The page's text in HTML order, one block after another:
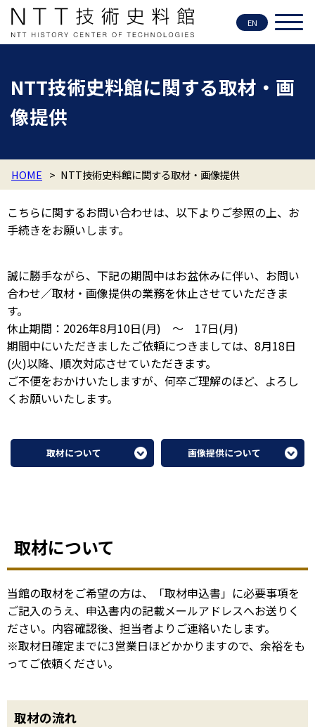
EN
NTT技術史料館に関する取材・画
像提供
HOME > NTT技術史料館に関する取材・画像提供
こちらに関するお問い合わせは、以下よりご参照の上、お
手続きをお願いします。
誠に勝手ながら、下記の期間中はお盆休みに伴い、お問い
合わせ／取材・画像提供の業務を休止させていただきま
す。
休止期間：2026年8月10日(月) ～ 17日(月)
期間中にいただきましたご依頼につきましては、8月18日
(火)以降、順次対応させていただきます。
ご不便をおかけいたしますが、何卒ご理解のほど、よろし
くお願いいたします。
取材について 画像提供について
取材について
当館の取材をご希望の方は、「取材申込書」に必要事項を
ご記入のうえ、申込書内の記載メールアドレスへお送りく
ださい。内容確認後、担当者よりご連絡いたします。
※取材日確定までに3営業日ほどかかりますので、余裕をも
ってご依頼ください。
取材の流れ